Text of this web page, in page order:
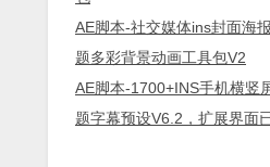
AE脚本-社交媒体ins封面海
题多彩背景动画工具包V2
AE脚本-1700+INS手机横竖
题字幕预设V6.2，扩展界面